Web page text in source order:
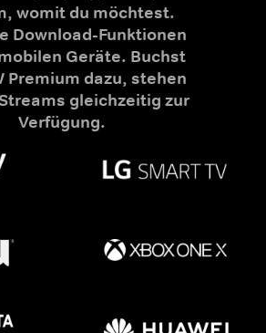
womit du möchtest.
Download-Funktionen
Geräte. Buchst
Premium dazu, stehen
gleichzeitig zur
Verfügung.